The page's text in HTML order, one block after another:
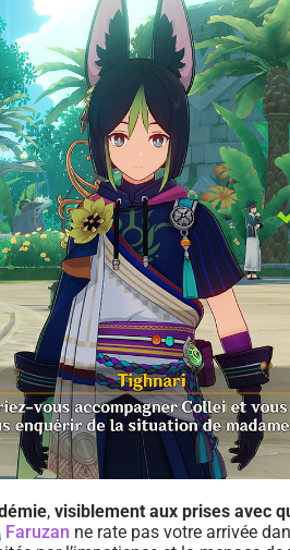
, visiblement aux prises avec
Faruzan ne rate pas votre arrivée